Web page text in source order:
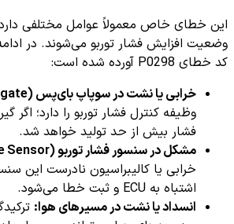
این خطای خاص معمولاً عوامل مختلفی
وضعیت افزایش فشار توربو می‌شوند. در
کد خطای P0298 آورده شده است:
خرابی یا نشت در سوپاپ بای‌پس (Wastegate):
وظیفه کنترل فشار توربو را دارد؛ اگر
فشار بیش از حد تولید خواهد شد.
مشکل در سنسور فشار توربو (Boost Pressure Sensor):
خرابی یا کالیبراسیون نادرست این
اشتباه به ECU و ثبت خطا می‌شود.
انسداد یا نشت در مسیرهای هوا: